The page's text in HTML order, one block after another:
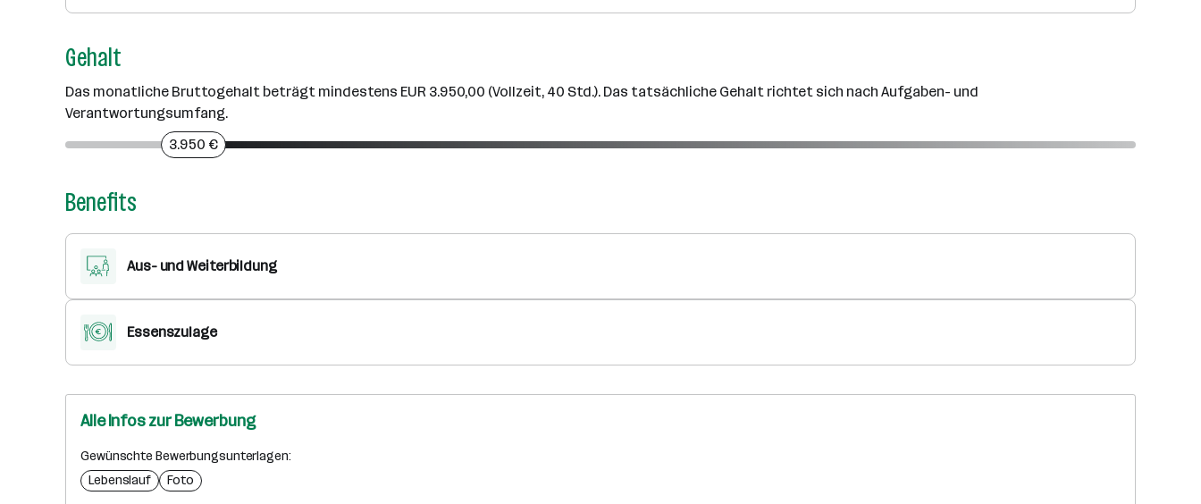
Gehalt
Das monatliche Bruttogehalt beträgt mindestens EUR 3.950,00 (Vollzeit, 40 Std.). Das tatsächliche Gehalt richtet sich nach Aufgaben- und
Verantwortungsumfang.
3.950 €
Benefits
Aus- und Weiterbildung
Essenszulage
Alle Infos zur Bewerbung
Gewünschte Bewerbungsunterlagen:
Lebenslauf
Foto